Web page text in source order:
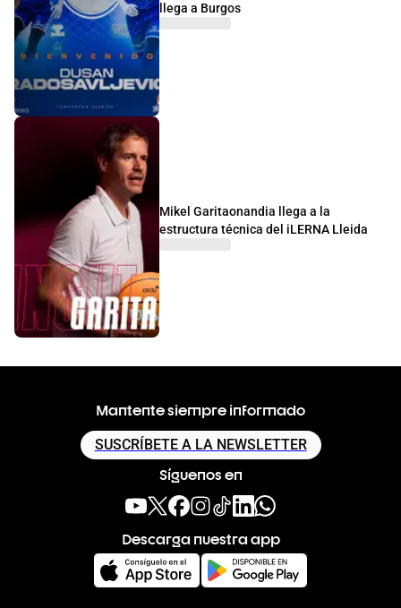
llega a Burgos
Mikel Garitaonandia llega a la
estructura técnica del iLERNA Lleida
Mantente siempre informado
SUSCRÍBETE A LA NEWSLETTER
Síguenos en
Descarga nuestra app